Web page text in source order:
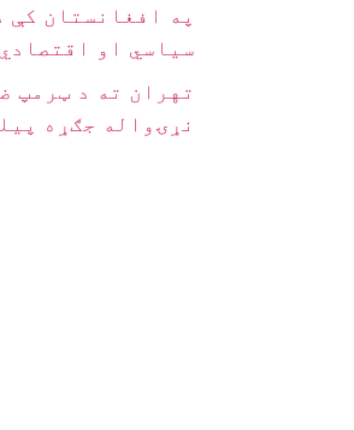
په افغانستان کې
سیاسي او
تهران ته د ټرمپ
نړۍواله جګړه